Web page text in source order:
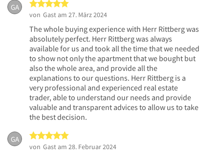
GA
von Gast am 27. März 2024
The whole buying experience with Herr Rittberg was
absolutely perfect. Herr Rittberg was always
available for us and took all the time that we needed
to show not only the apartment that we bought but
also the whole area, and provide all the
explanations to our questions. Herr Rittberg is a
very professional and experienced real estate
trader, able to understand our needs and provide
valuable and transparent advices to allow us to take
the best decision.
GA
von Gast am 28. Februar 2024